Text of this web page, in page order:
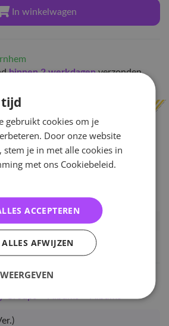
In winkelwagen
binnen 2 werkdagenverzonden
\n \n
8804775256264
tijd
gebruikt cookies om je
Door onze website
stem je in met alle cookies in
met ons Cookiebeleid.
ACCEPTEREN
ALLES AFWIJZEN